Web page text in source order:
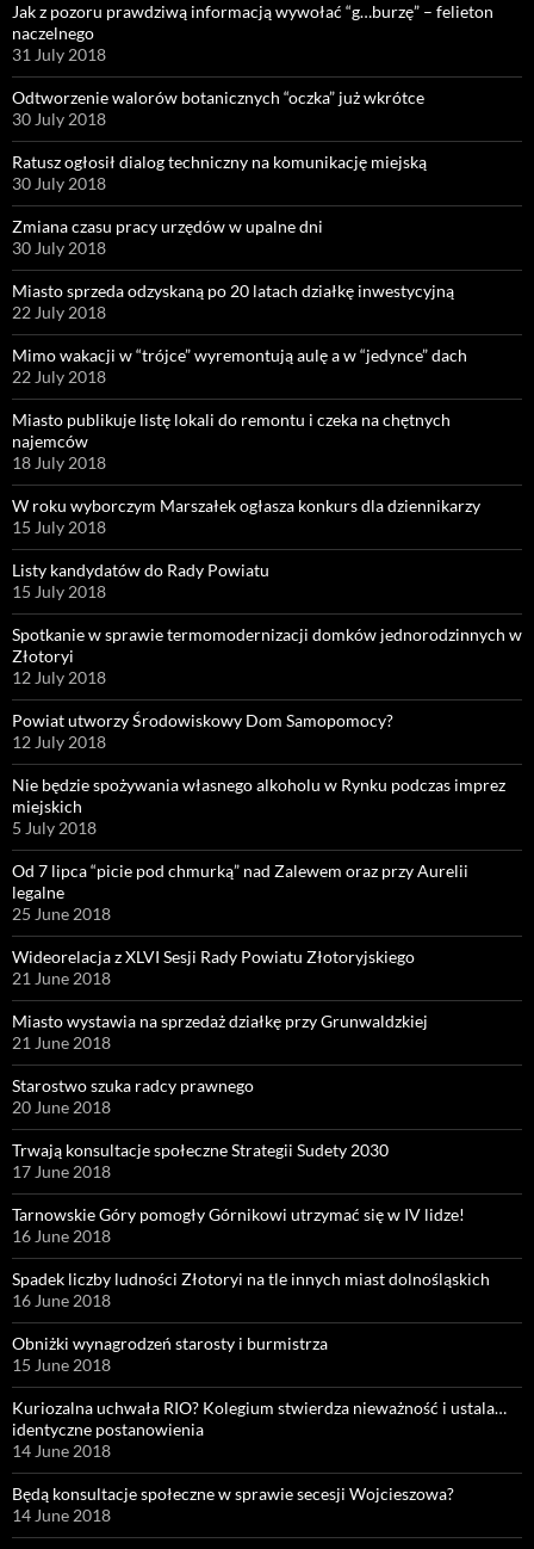
Jak z pozoru prawdziwą informacją wywołać “g…burzę” – felieton
naczelnego
31 July 2018
Odtworzenie walorów botanicznych “oczka” już wkrótce
30 July 2018
Ratusz ogłosił dialog techniczny na komunikację miejską
30 July 2018
Zmiana czasu pracy urzędów w upalne dni
30 July 2018
Miasto sprzeda odzyskaną po 20 latach działkę inwestycyjną
22 July 2018
Mimo wakacji w “trójce” wyremontują aulę a w “jedynce” dach
22 July 2018
Miasto publikuje listę lokali do remontu i czeka na chętnych
najemców
18 July 2018
W roku wyborczym Marszałek ogłasza konkurs dla dziennikarzy
15 July 2018
Listy kandydatów do Rady Powiatu
15 July 2018
Spotkanie w sprawie termomodernizacji domków jednorodzinnych w
Złotoryi
12 July 2018
Powiat utworzy Środowiskowy Dom Samopomocy?
12 July 2018
Nie będzie spożywania własnego alkoholu w Rynku podczas imprez
miejskich
5 July 2018
Od 7 lipca “picie pod chmurką” nad Zalewem oraz przy Aurelii
legalne
25 June 2018
Wideorelacja z XLVI Sesji Rady Powiatu Złotoryjskiego
21 June 2018
Miasto wystawia na sprzedaż działkę przy Grunwaldzkiej
21 June 2018
Starostwo szuka radcy prawnego
20 June 2018
Trwają konsultacje społeczne Strategii Sudety 2030
17 June 2018
Tarnowskie Góry pomogły Górnikowi utrzymać się w IV lidze!
16 June 2018
Spadek liczby ludności Złotoryi na tle innych miast dolnośląskich
16 June 2018
Obniżki wynagrodzeń starosty i burmistrza
15 June 2018
Kuriozalna uchwała RIO? Kolegium stwierdza nieważność i ustala…
identyczne postanowienia
14 June 2018
Będą konsultacje społeczne w sprawie secesji Wojcieszowa?
14 June 2018